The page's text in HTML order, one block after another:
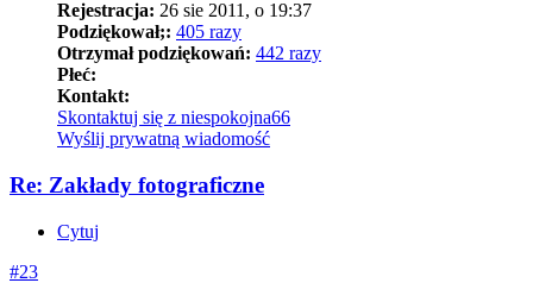
Rejestracja: 26 sie 2011, o 19:37
Podziękował;: 405 razy
Otrzymał podziękowań: 442 razy
Płeć:
Kontakt:
Skontaktuj się z niespokojna66
Wyślij prywatną wiadomość
Re: Zakłady fotograficzne
Cytuj
#23